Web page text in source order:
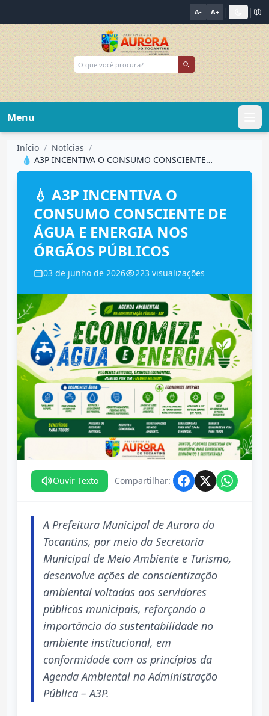
A- A+ | |
Menu
Início / Notícias /
💧 A3P INCENTIVA O CONSUMO CONSCIENTE DE...
💧 A3P INCENTIVA O
CONSUMO CONSCIENTE DE
ÁGUA E ENERGIA NOS
ÓRGÃOS PÚBLICOS
03 de junho de 2026 223 visualizações
Ouvir Texto Compartilhar:
A Prefeitura Municipal de Aurora do
Tocantins, por meio da Secretaria
Municipal de Meio Ambiente e Turismo,
desenvolve ações de conscientização
ambiental voltadas aos servidores
públicos municipais, reforçando a
importância da sustentabilidade no
ambiente institucional, em
conformidade com os princípios da
Agenda Ambiental na Administração
Pública – A3P.